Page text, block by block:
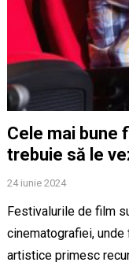
Cele mai bune
trebuie să le
24 iunie 2024
Festivalurile de film
cinematografiei,
artistice primesc